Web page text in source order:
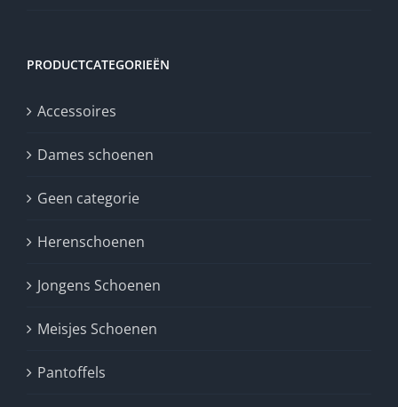
PRODUCTCATEGORIEËN
Accessoires
Dames schoenen
Geen categorie
Herenschoenen
Jongens Schoenen
Meisjes Schoenen
Pantoffels